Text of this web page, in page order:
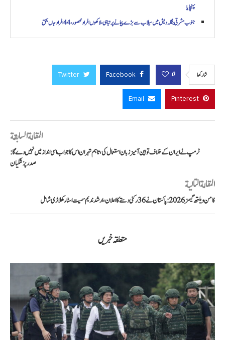
پہنچایا
جنوب مشرقی بنگلہ دیش میں سیلاب سے بڑے پیمانے پر تباہی، لاکھوں افراد محصور، 44 افراد جاں بحق
شاركها 0
Facebook
Twitter
Pinterest
Email
المقالة السابقة
ٹرمپ نے ایران کے خلاف توہین آمیز زبان استعمال کی، تاہم تہران اس کا جواب اسی انداز میں نہیں دے گا:
صدر پزشکیان
المقالة التالية
کامن ویلتھ گیمز 2026: پاکستان نے 36 رکنی دستے کا اعلان، ارشد ندیم سمیت اسٹار کھلاڑی شامل
متعلقہ خبریں